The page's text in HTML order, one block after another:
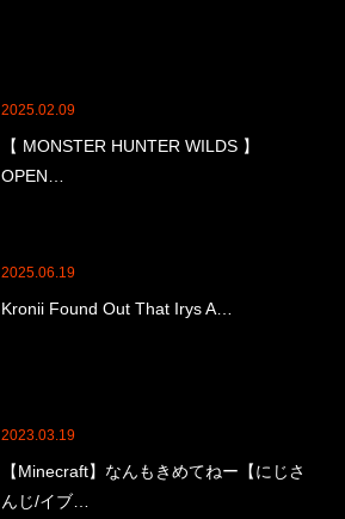
2025.02.09
【 MONSTER HUNTER WILDS 】
OPEN…
2025.06.19
Kronii Found Out That Irys A…
2023.03.19
【Minecraft】なんもきめてねー【にじさ
んじ/イブ…